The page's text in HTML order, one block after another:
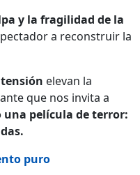
y la fragilidad de la
a reconstruir la
elevan la
que nos invita a
una película de terror:
puro